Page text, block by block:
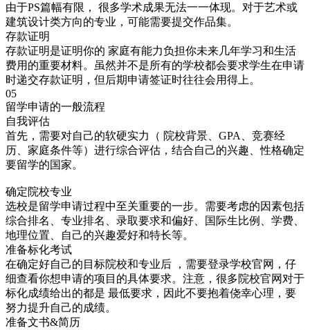
由于PS篇幅有限， 很多学术成果无法一一体现。对于艺术或
建筑设计类方向的专业，可能需要提交作品集。
存款证明
存款证明是证明你的 家庭有能力负担你未来几年学习和生活
费用的重要材料。虽然并不是所有的学校都会要求学生在申请
时递交存款证明，但后期申请签证时往往会用得上。
05
留学申请的一般流程
自我评估
首先，需要对自己的软硬实力（ 院校背景、GPA、竞赛经
历、家庭条件等）进行综合评估，结合自己的兴趣、性格确定
要留学的国家。
确定院校专业
选校是留学申请过程中至关重要的一步。需要考虑的因素包括
综合排名、专业排名、录取要求和偏好、国际生比例、学费、
地理位置、自己的兴趣爱好和特长等。
准备标化考试
在确定好自己的目标院校和专业后 ，需要登录学校官网，仔
细查看你想申请的项目的具体要求。注意，很多院校官网对于
标化成绩给出的都是 最低要求，因此不要抱着侥幸心理，要
努力提升自己的成绩。
准备文书&简历